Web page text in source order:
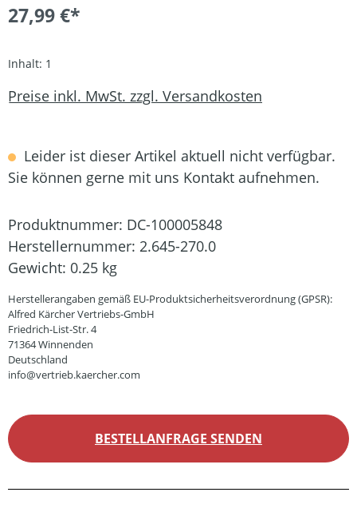
27,99 €*
Inhalt: 1
Preise inkl. MwSt. zzgl. Versandkosten
Leider ist dieser Artikel aktuell nicht verfügbar.
Sie können gerne mit uns Kontakt aufnehmen.
Produktnummer: DC-100005848
Herstellernummer: 2.645-270.0
Gewicht: 0.25 kg
Herstellerangaben gemäß EU-Produktsicherheitsverordnung (GPSR):
Alfred Kärcher Vertriebs-GmbH
Friedrich-List-Str. 4
71364 Winnenden
Deutschland
info@vertrieb.kaercher.com
BESTELLANFRAGE SENDEN